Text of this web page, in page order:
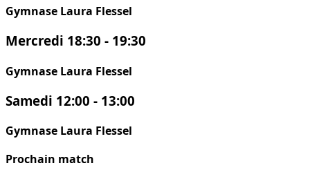
Gymnase Laura Flessel
Mercredi 18:30 - 19:30
Gymnase Laura Flessel
Samedi 12:00 - 13:00
Gymnase Laura Flessel
Prochain match